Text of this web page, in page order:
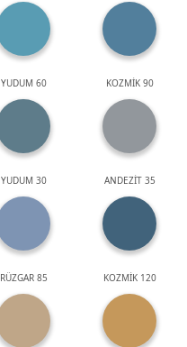
YUDUM 60 KOZMİK 90
YUDUM 30 ANDEZİT 35
RÜZGAR 85 KOZMİK 120